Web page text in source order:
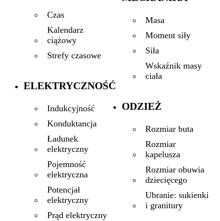
Czas
Kalendarz
ciążowy
Strefy czasowe
ELEKTRYCZNOŚĆ
Indukcyjność
Konduktancja
Ładunek
elektryczny
Pojemność
elektryczna
Potencjał
elektryczny
Prąd elektryczny
Masa
Moment siły
Siła
Wskaźnik masy
ciała
ODZIEŻ
Rozmiar buta
Rozmiar
kapelusza
Rozmiar obuwia
dziecięcego
Ubranie: sukienki
i granitury